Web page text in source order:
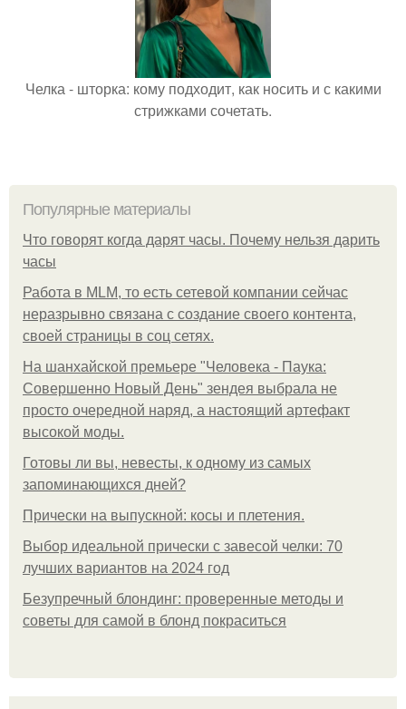
Челка - шторка: кому подходит, как носить и с какими
стрижками сочетать.
Популярные материалы
Что говорят когда дарят часы. Почему нельзя дарить
часы
Работа в MLM, то есть сетевой компании сейчас
неразрывно связана с создание своего контента,
своей страницы в соц сетях.
На шанхайской премьере "Человека - Паука:
Совершенно Новый День" зендея выбрала не
просто очередной наряд, а настоящий артефакт
высокой моды.
Готовы ли вы, невесты, к одному из самых
запоминающихся дней?
Прически на выпускной: косы и плетения.
Выбор идеальной прически с завесой челки: 70
лучших вариантов на 2024 год
Безупречный блондинг: проверенные методы и
советы для самой в блонд покраситься